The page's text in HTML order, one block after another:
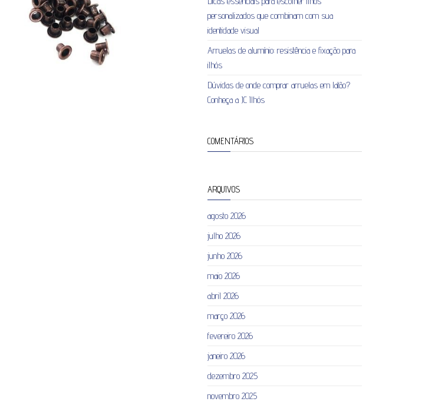
personalizados que combinam com sua
identidade visual
Arruelas de alumínio: resistência e fixação para
ilhós
Dúvidas de onde comprar arruelas em latão?
Conheça a JC Ilhós
COMENTÁRIOS
ARQUIVOS
agosto 2026
julho 2026
junho 2026
maio 2026
abril 2026
março 2026
fevereiro 2026
janeiro 2026
dezembro 2025
novembro 2025